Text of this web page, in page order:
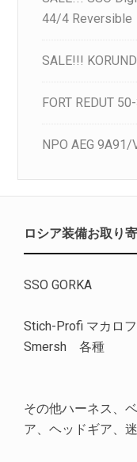
44/4 Reversible
SALE!!!
FORT REDUT
NPO AEG
ロシア装備お取り
SSO GORKA
Stich-Profi マカロ
Smersh 各種
その他ハーネス、
ア、ヘッドギア、